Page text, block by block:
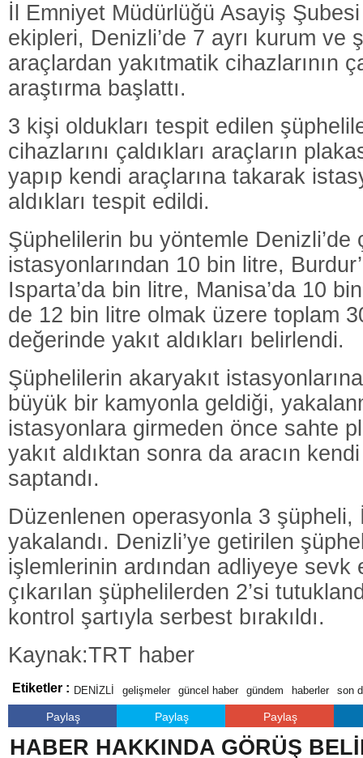
İl Emniyet Müdürlüğü Asayiş Şubesi
ekipleri, Denizli’de 7 ayrı kurum ve
araçlardan yakıtmatik cihazlarının
araştırma başlattı.
3 kişi oldukları tespit edilen
cihazlarını çaldıkları araçların
yapıp kendi araçlarına takarak
aldıkları tespit edildi.
Şüphelilerin bu yöntemle Denizli’de
istasyonlarından 10 bin litre,
Isparta’da bin litre, Manisa’da 10
de 12 bin litre olmak üzere toplam
değerinde yakıt aldıkları belirlendi.
Şüphelilerin akaryakıt
büyük bir kamyonla geldiği,
istasyonlara girmeden önce sahte
yakıt aldıktan sonra da aracın kendi
saptandı.
Düzenlenen operasyonla 3 şüpheli,
yakalandı. Denizli’ye getirilen
işlemlerinin ardından adliyeye sevk
çıkarılan şüphelilerden 2’si
kontrol şartıyla serbest bırakıldı.
Kaynak:TRT haber
Etiketler : DENİZLİ gelişmeler güncel haber gündem haberler son
Paylaş Paylaş Paylaş
HABER HAKKINDA GÖRÜŞ